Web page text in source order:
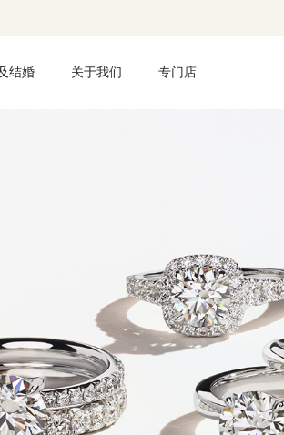
结婚 关于我们 专门店